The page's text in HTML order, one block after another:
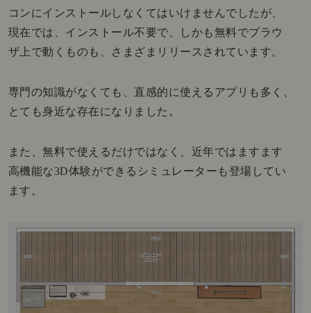
コンにインストールしなくてはいけませんでしたが、
現在では、インストール不要で、しかも無料でブラウ
ザ上で動くものも、さまざまリリースされています。
専門の知識がなくても、直感的に使えるアプリも多く、
とても身近な存在になりました。
また、無料で使えるだけではなく、近年ではますます
高機能な3D体験ができるシミュレーターも登場してい
ます。